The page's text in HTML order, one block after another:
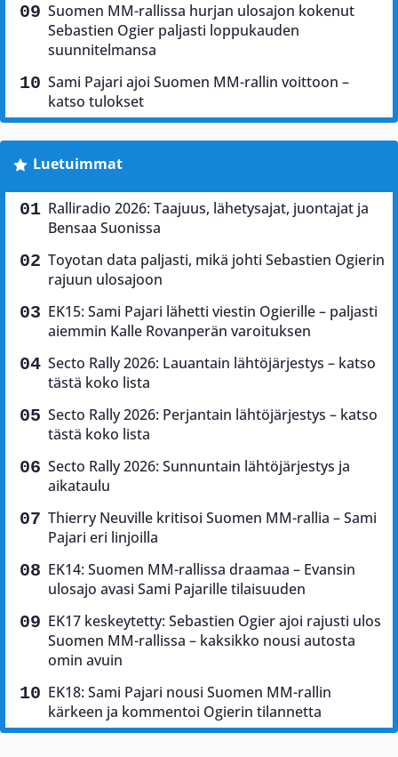
Suomen MM-rallissa hurjan ulosajon kokenut
Sebastien Ogier paljasti loppukauden
suunnitelmansa
Sami Pajari ajoi Suomen MM-rallin voittoon –
katso tulokset
Luetuimmat
Ralliradio 2026: Taajuus, lähetysajat, juontajat ja
Bensaa Suonissa
Toyotan data paljasti, mikä johti Sebastien Ogierin
rajuun ulosajoon
EK15: Sami Pajari lähetti viestin Ogierille – paljasti
aiemmin Kalle Rovanperän varoituksen
Secto Rally 2026: Lauantain lähtöjärjestys – katso
tästä koko lista
Secto Rally 2026: Perjantain lähtöjärjestys – katso
tästä koko lista
Secto Rally 2026: Sunnuntain lähtöjärjestys ja
aikataulu
Thierry Neuville kritisoi Suomen MM-rallia – Sami
Pajari eri linjoilla
EK14: Suomen MM-rallissa draamaa – Evansin
ulosajo avasi Sami Pajarille tilaisuuden
EK17 keskeytetty: Sebastien Ogier ajoi rajusti ulos
Suomen MM-rallissa – kaksikko nousi autosta
omin avuin
EK18: Sami Pajari nousi Suomen MM-rallin
kärkeen ja kommentoi Ogierin tilannetta